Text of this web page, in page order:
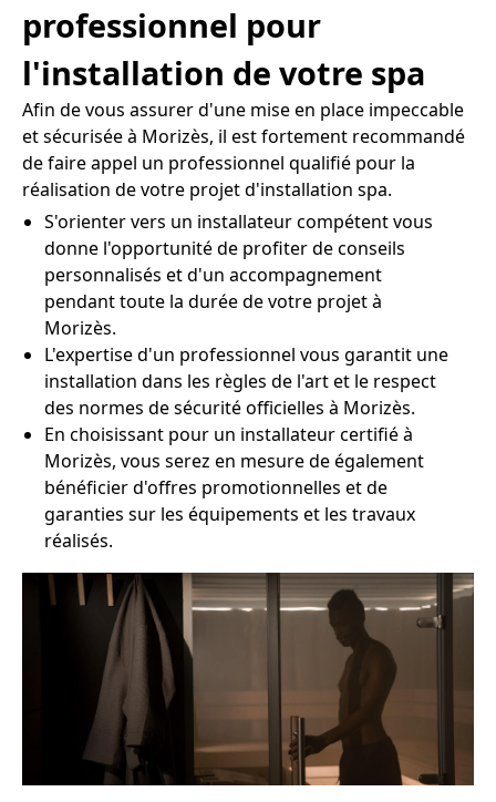
professionnel pour
l'installation de votre spa
Afin de vous assurer d'une mise en place impeccable
et sécurisée à Morizès, il est fortement recommandé
de faire appel un professionnel qualifié pour la
réalisation de votre projet d'installation spa.
S'orienter vers un installateur compétent vous
donne l'opportunité de profiter de conseils
personnalisés et d'un accompagnement
pendant toute la durée de votre projet à
Morizès.
L'expertise d'un professionnel vous garantit une
installation dans les règles de l'art et le respect
des normes de sécurité officielles à Morizès.
En choisissant pour un installateur certifié à
Morizès, vous serez en mesure de également
bénéficier d'offres promotionnelles et de
garanties sur les équipements et les travaux
réalisés.